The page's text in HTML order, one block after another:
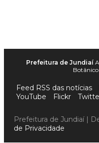
Prefeitura de Jundiaí
Feed RSS das notícias
YouTube
Flickr
Prefeitura de Jundiaí |
de Privacidade